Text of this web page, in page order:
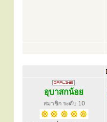
อุบาสกน้อย
สมาชิก ระดับ 10